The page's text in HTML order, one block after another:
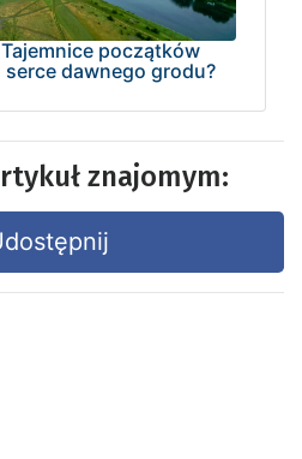
Tajemnice początków
serce dawnego grodu?
znajomym: